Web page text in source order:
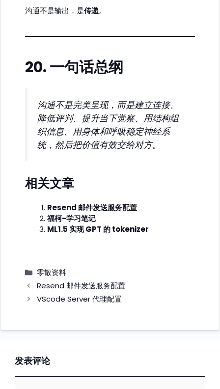
沟通不是输出，是传递。
20.一句话总纲
沟通不是完美呈现，而是建立连接、
降低评判、提升当下觉察、用结构组
织信息、用身体和呼吸稳定神经系
统，然后把价值有效交给对方。
相关文章
Resend 邮件发送服务配置
福柯-学习笔记
ML1.5 实现 GPT 的 tokenizer
分
类
零散资料
Resend 邮件发送服务配置
VScode Server 代理配置
发表评论